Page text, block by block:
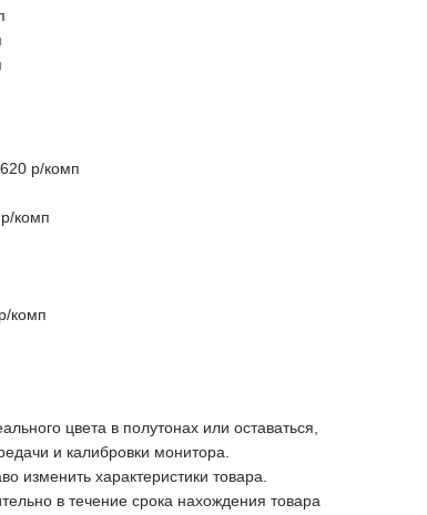
р/комп
комп
комп
цвета в полутонах или оставаться,
и калибровки монитора.
изменить характеристики товара.
в течение срока нахождения товара